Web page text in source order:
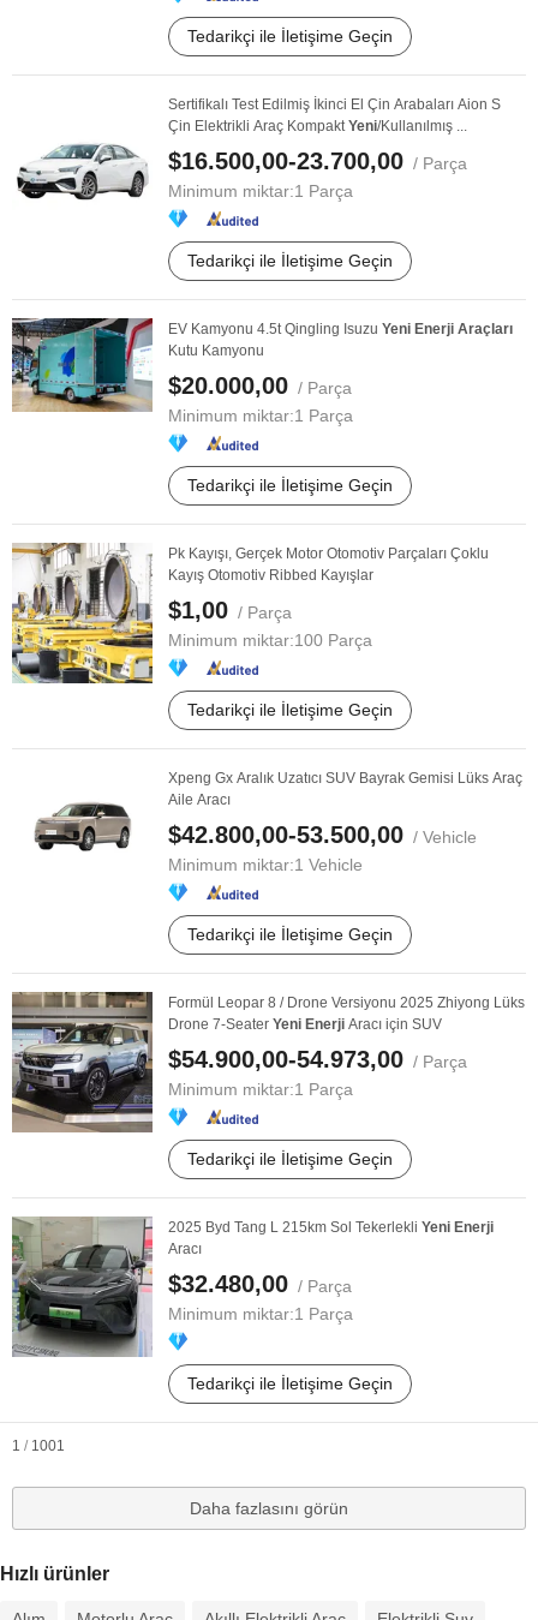
Tedarikçi ile İletişime Geçin
Sertifikalı Test Edilmiş İkinci El Çin Arabaları Aion S
Çin Elektrikli Araç KompaktYeni/Kullanılmış ...
$16.500,00-23.700,00 / Parça
Minimum miktar:1 Parça
Tedarikçi ile İletişime Geçin
EV Kamyonu 4.5t Qingling Isuzu Yeni Enerji Araçları
Kutu Kamyonu
$20.000,00 / Parça
Minimum miktar:1 Parça
Tedarikçi ile İletişime Geçin
Pk Kayışı, Gerçek Motor Otomotiv Parçaları Çoklu
Kayış Otomotiv Ribbed Kayışlar
$1,00 / Parça
Minimum miktar:100 Parça
Tedarikçi ile İletişime Geçin
Xpeng Gx Aralık Uzatıcı SUV Bayrak Gemisi Lüks Araç
Aile Aracı
$42.800,00-53.500,00 / Vehicle
Minimum miktar:1 Vehicle
Tedarikçi ile İletişime Geçin
Formül Leopar 8 / Drone Versiyonu 2025 Zhiyong Lüks
Drone 7-Seater Yeni Enerji Aracı için SUV
$54.900,00-54.973,00 / Parça
Minimum miktar:1 Parça
Tedarikçi ile İletişime Geçin
2025 Byd Tang L 215km Sol Tekerlekli Yeni Enerji
Aracı
$32.480,00 / Parça
Minimum miktar:1 Parça
Tedarikçi ile İletişime Geçin
1 / 1001
Daha fazlasını görün
Hızlı ürünler